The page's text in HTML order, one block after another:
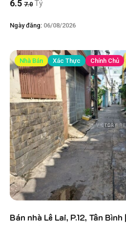
6.5 7.0 Tỷ
Ngày đăng: 06/08/2026
Nhà Bán Xác Thực Chính Chủ
Bán nhà Lê Lai, P.12, Tân